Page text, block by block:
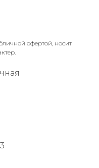
офертой, носит